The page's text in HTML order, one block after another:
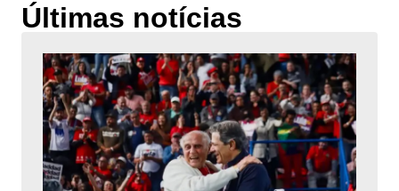
Últimas notícias